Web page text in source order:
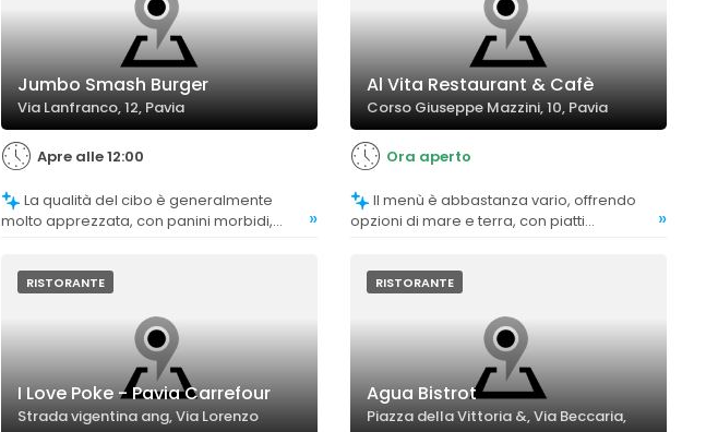
Jumbo Smash Burger
Via Lanfranco, 12, Pavia
Apre alle 12:00
La qualità del cibo è generalmente
molto apprezzata, con panini morbidi,
città.
»
Al Vita Restaurant & Cafè
Corso Giuseppe Mazzini, 10, Pavia
Ora aperto
Il menù è abbastanza vario, offrendo
opzioni di mare e terra, con piatti
possibilità di scegliere tra diverse
»
RISTORANTE
I Love Poke - Pavia Carrefour
Strada vigentina ang, Via Lorenzo
RISTORANTE
Agua Bistrot
Piazza della Vittoria &, Via Beccaria,